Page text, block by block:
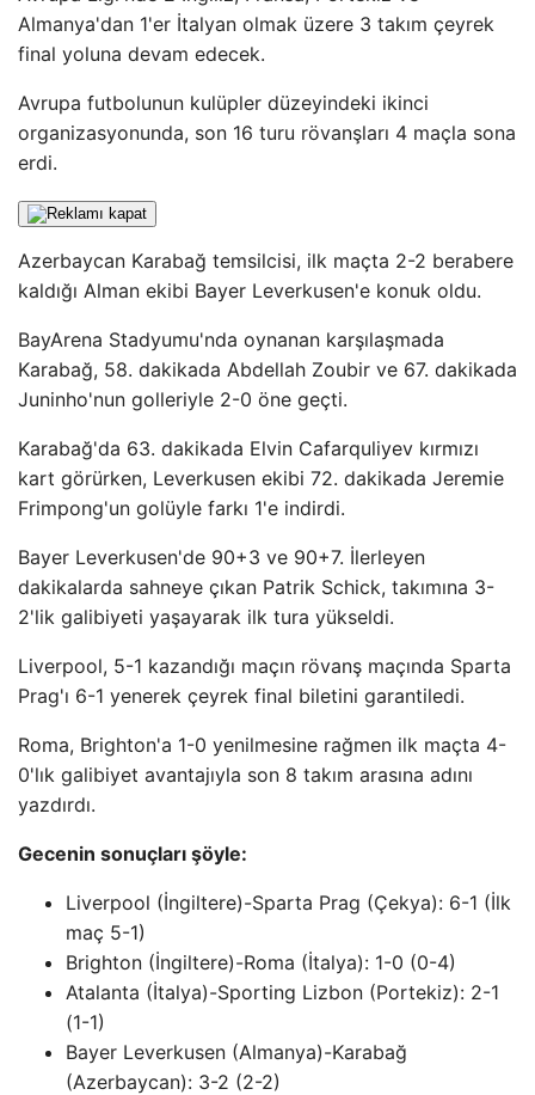
Almanya'dan 1'er İtalyan olmak üzere 3 takım çeyrek
final yoluna devam edecek.
Avrupa futbolunun kulüpler düzeyindeki ikinci
organizasyonunda, son 16 turu rövanşları 4 maçla sona
erdi.
Azerbaycan Karabağ temsilcisi, ilk maçta 2-2 berabere
kaldığı Alman ekibi Bayer Leverkusen'e konuk oldu.
BayArena Stadyumu'nda oynanan karşılaşmada
Karabağ, 58. dakikada Abdellah Zoubir ve 67. dakikada
Juninho'nun golleriyle 2-0 öne geçti.
Karabağ'da 63. dakikada Elvin Cafarquliyev kırmızı
kart görürken, Leverkusen ekibi 72. dakikada Jeremie
Frimpong'un golüyle farkı 1'e indirdi.
Bayer Leverkusen'de 90+3 ve 90+7. İlerleyen
dakikalarda sahneye çıkan Patrik Schick, takımına 3-
2'lik galibiyeti yaşayarak ilk tura yükseldi.
Liverpool, 5-1 kazandığı maçın rövanş maçında Sparta
Prag'ı 6-1 yenerek çeyrek final biletini garantiledi.
Roma, Brighton'a 1-0 yenilmesine rağmen ilk maçta 4-
0'lık galibiyet avantajıyla son 8 takım arasına adını
yazdırdı.
Gecenin sonuçları şöyle:
Liverpool (İngiltere)-Sparta Prag (Çekya): 6-1 (İlk
maç 5-1)
Brighton (İngiltere)-Roma (İtalya): 1-0 (0-4)
Atalanta (İtalya)-Sporting Lizbon (Portekiz): 2-1
(1-1)
Bayer Leverkusen (Almanya)-Karabağ
(Azerbaycan): 3-2 (2-2)